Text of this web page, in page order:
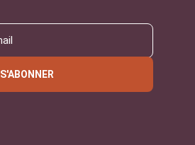
S'ABONNER